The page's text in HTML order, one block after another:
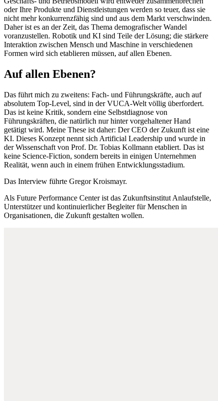
oder Ihre Produkte und Dienstleistungen werden so teuer, dass sie
nicht mehr konkurrenzfähig sind und aus dem Markt verschwinden.
Daher ist es an der Zeit, das Thema demografischer Wandel
voranzustellen. Robotik und KI sind Teile der Lösung; die stärkere
Interaktion zwischen Mensch und Maschine in verschiedenen
Formen wird sich etablieren müssen, auf allen Ebenen.
Auf allen Ebenen?
Das führt mich zu zweitens: Fach- und Führungskräfte, auch auf
absolutem Top-Level, sind in der VUCA-Welt völlig überfordert.
Das ist keine Kritik, sondern eine Selbstdiagnose von
Führungskräften, die natürlich nur hinter vorgehaltener Hand
getätigt wird. Meine These ist daher: Der CEO der Zukunft ist eine
KI. Dieses Konzept nennt sich Artificial Leadership und wurde in
der Wissenschaft von Prof. Dr. Tobias Kollmann etabliert. Das ist
keine Science-Fiction, sondern bereits in einigen Unternehmen
Realität, wenn auch in einem frühen Entwicklungsstadium.
Das Interview führte Gregor Kroismayr.
Als Future Performance Center ist das Zukunftsinstitut Anlaufstelle,
Unterstützer und kontinuierlicher Begleiter für Menschen in
Organisationen, die Zukunft gestalten wollen.